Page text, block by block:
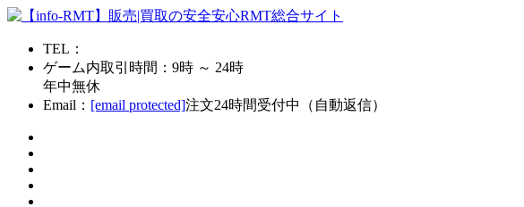
TEL：
ゲーム内取引時間：9時 ～ 24時
年中無休
Email： [email protected]注文24時間受付中（自動返信）